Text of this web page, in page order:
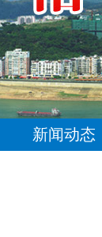
新闻动态